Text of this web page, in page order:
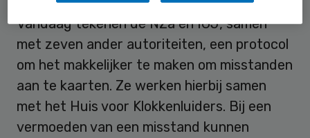
Vandaag tekenen de NZa en IGJ, samen
met zeven ander autoriteiten, een protocol
om het makkelijker te maken om misstanden
aan te kaarten. Ze werken hierbij samen
met het Huis voor Klokkenluiders. Bij een
vermoeden van een misstand kunnen